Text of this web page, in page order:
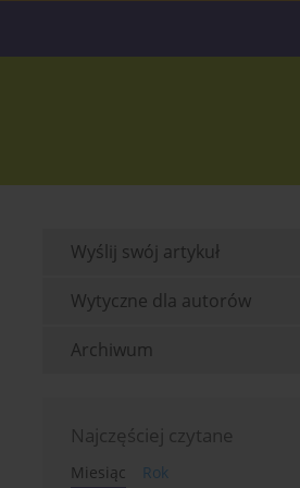
Wyślij swój artykuł
Wytyczne dla autorów
Archiwum
Najczęściej czytane
Miesiąc
Rok